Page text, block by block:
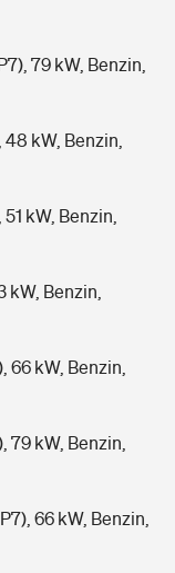
79 kW, Benzin,
48 kW, Benzin,
kW, Benzin,
kW, Benzin,
66 kW, Benzin,
79 kW, Benzin,
66 kW, Benzin,